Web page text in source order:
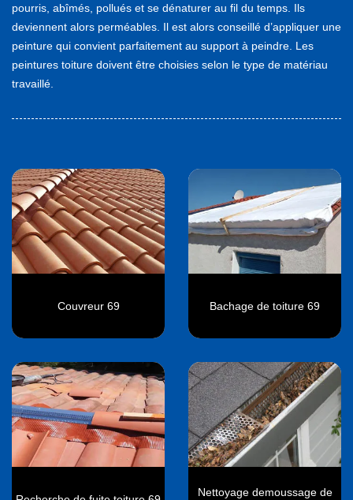
pourris, abîmés, pollués et se dénaturer au fil du temps. Ils
deviennent alors perméables. Il est alors conseillé d’appliquer une
peinture qui convient parfaitement au support à peindre. Les
peintures toiture doivent être choisies selon le type de matériau
travaillé.
Couvreur 69 Bachage de toiture 69
Nettoyage demoussage de